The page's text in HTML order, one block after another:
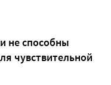
не способны
чувствительной